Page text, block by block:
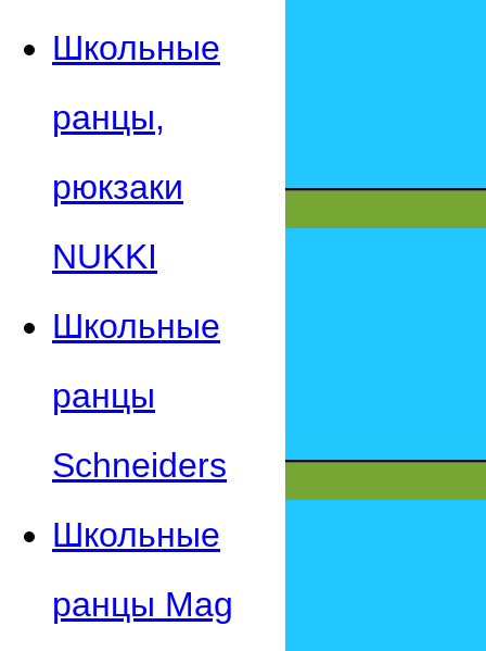
Школьные
ранцы,
рюкзаки
NUKKI
Школьные
ранцы
Schneiders
Школьные
ранцы Mag